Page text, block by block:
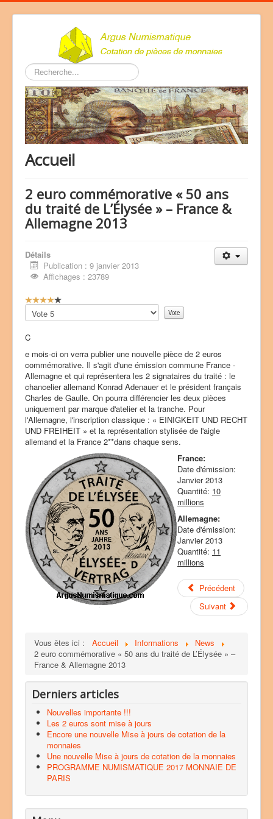
Rechercher
Accueil
2 euro commémorative « 50 ans
du traité de L’Élysée » – France &
Allemagne 2013
Détails
Publication : 9 janvier 2013
Affichages : 23789
V
o
t
u
t
i
l
i
s
a
t
e
u
5
Veuillez
voter
C
e mois-ci on verra publier une nouvelle pièce de 2 euros
commémorative. Il s'agit d'une émission commune France -
Allemagne et qui représentera les 2 signataires du traité : le
chancelier allemand Konrad Adenauer et le président français
Charles de Gaulle. On pourra différencier les deux pièces
uniquement par marque d'atelier et la tranche. Pour
l'Allemagne, l'inscription classique : « EINIGKEIT UND RECHT
UND FREIHEIT » et la représentation stylisée de l'aigle
allemand et la France 2**dans chaque sens.
France:
Date d'émission:
Janvier 2013
Quantité: 10
millions
Allemagne:
Date d'émission:
Janvier 2013
Quantité: 11
millions
Précédent
Suivant
Vous êtes ici : Accueil Informations
News
2 euro commémorative « 50 ans du traité de L’Élysée » –
France & Allemagne 2013
Derniers articles
Nouvelles importante !!!
Les 2 euros sont mise à jours
Encore une nouvelle Mise à jours de cotation de la
monnaies
Une nouvelle Mise à jours de cotation de la monnaies
PROGRAMME NUMISMATIQUE 2017 MONNAIE DE
PARIS